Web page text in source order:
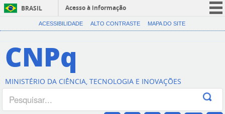
BRASIL
Acesso à informação
CORONAVÍRUS (COVID-19)
Canais
ACESSIBILIDADE ALTO CONTRASTE MAPA DO SITE
CNPq
MINISTÉRIO DA CIÊNCIA, TECNOLOGIA E INOVAÇÕES